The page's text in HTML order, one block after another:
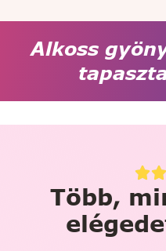
Alkoss
Több,